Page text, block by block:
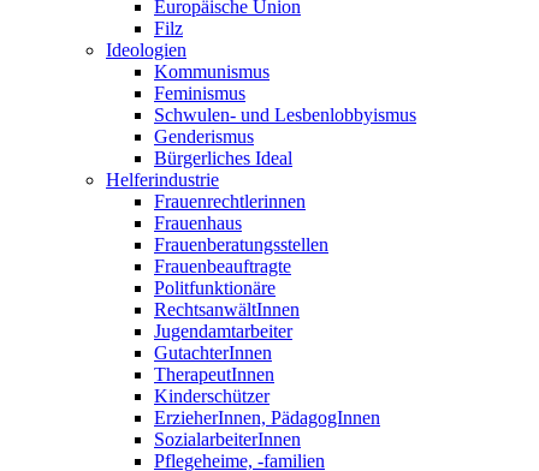
Europäische Union
Filz
Ideologien
Kommunismus
Feminismus
Schwulen- und Lesbenlobbyismus
Genderismus
Bürgerliches Ideal
Helferindustrie
Frauenrechtlerinnen
Frauenhaus
Frauenberatungsstellen
Frauenbeauftragte
Politfunktionäre
RechtsanwältInnen
Jugendamtarbeiter
GutachterInnen
TherapeutInnen
Kinderschützer
ErzieherInnen, PädagogInnen
SozialarbeiterInnen
Pflegeheime, -familien